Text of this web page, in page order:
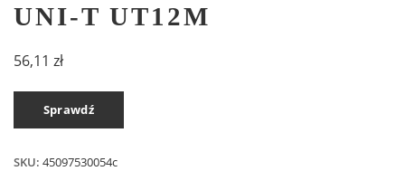
UNI-T UT12M
56,11 zł
Sprawdź
SKU: 45097530054c